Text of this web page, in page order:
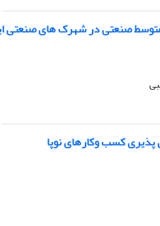
صنعتی در شهرک های صنعتی
کسب وکارهای نوپا